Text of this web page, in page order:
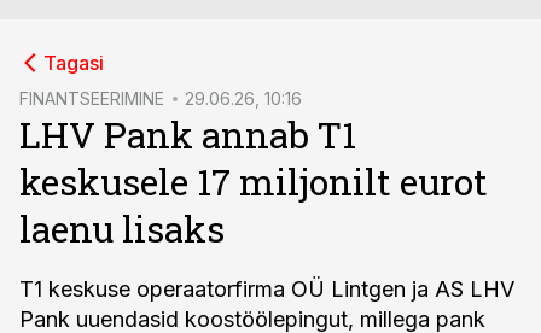
Tagasi
FINANTSEERIMINE 29.06.26, 10:16
LHV Pank annab T1
keskusele 17 miljonilt eurot
laenu lisaks
T1 keskuse operaatorfirma OÜ Lintgen ja AS LHV
Pank uuendasid koostöölepingut, millega pank